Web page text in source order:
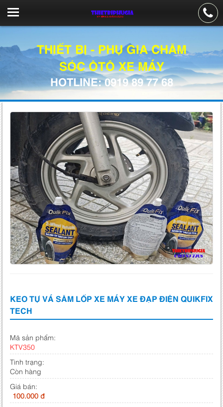
THIẾT BỊ - PHỤ GIA CHĂM
SÓC ÔTÔ XE MÁY
HOTLINE: 0919 89 77 68
KEO TỰ VÁ SĂM LỐP XE MÁY XE ĐẠP ĐIỆN QUIKFIX
TECH
Mã sản phẩm:
KTV350
Tình trạng:
Còn hàng
Giá bán:
100.000 đ